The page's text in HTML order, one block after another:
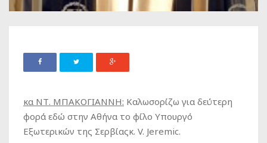
κα ΝΤ. ΜΠΑΚΟΓΙΑΝΝΗ: Καλωσορίζω για δεύτερη
φορά εδώ στην Αθήνα το φίλο Υπουργό
Εξωτερικών της Σερβίαςκ. V. Jeremic.